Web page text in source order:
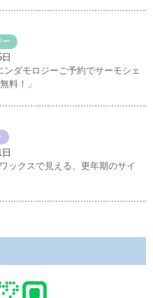
ー
日
ンダモロジーご予約でサーモシェ
料！」
日
ックスで見える、更年期のサイ